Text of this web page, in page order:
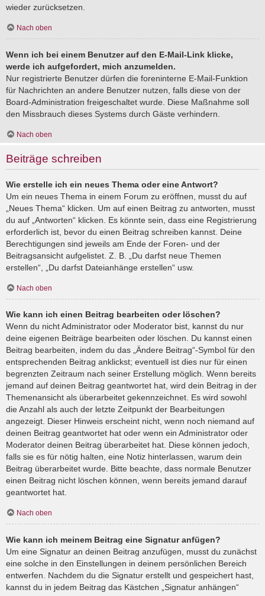
wieder zurücksetzen.
Nach oben
Wenn ich bei einem Benutzer auf den E-Mail-Link klicke,
werde ich aufgefordert, mich anzumelden.
Nur registrierte Benutzer dürfen die foreninterne E-Mail-Funktion
für Nachrichten an andere Benutzer nutzen, falls diese von der
Board-Administration freigeschaltet wurde. Diese Maßnahme soll
den Missbrauch dieses Systems durch Gäste verhindern.
Nach oben
Beiträge schreiben
Wie erstelle ich ein neues Thema oder eine Antwort?
Um ein neues Thema in einem Forum zu eröffnen, musst du auf
„Neues Thema“ klicken. Um auf einen Beitrag zu antworten, musst
du auf „Antworten“ klicken. Es könnte sein, dass eine Registrierung
erforderlich ist, bevor du einen Beitrag schreiben kannst. Deine
Berechtigungen sind jeweils am Ende der Foren- und der
Beitragsansicht aufgelistet. Z. B. „Du darfst neue Themen
erstellen“, „Du darfst Dateianhänge erstellen“ usw.
Nach oben
Wie kann ich einen Beitrag bearbeiten oder löschen?
Wenn du nicht Administrator oder Moderator bist, kannst du nur
deine eigenen Beiträge bearbeiten oder löschen. Du kannst einen
Beitrag bearbeiten, indem du das „Ändere Beitrag“-Symbol für den
entsprechenden Beitrag anklickst; eventuell ist dies nur für einen
begrenzten Zeitraum nach seiner Erstellung möglich. Wenn bereits
jemand auf deinen Beitrag geantwortet hat, wird dein Beitrag in der
Themenansicht als überarbeitet gekennzeichnet. Es wird sowohl
die Anzahl als auch der letzte Zeitpunkt der Bearbeitungen
angezeigt. Dieser Hinweis erscheint nicht, wenn noch niemand auf
deinen Beitrag geantwortet hat oder wenn ein Administrator oder
Moderator deinen Beitrag überarbeitet hat. Diese können jedoch,
falls sie es für nötig halten, eine Notiz hinterlassen, warum dein
Beitrag überarbeitet wurde. Bitte beachte, dass normale Benutzer
einen Beitrag nicht löschen können, wenn bereits jemand darauf
geantwortet hat.
Nach oben
Wie kann ich meinem Beitrag eine Signatur anfügen?
Um eine Signatur an deinen Beitrag anzufügen, musst du zunächst
eine solche in den Einstellungen in deinem persönlichen Bereich
entwerfen. Nachdem du die Signatur erstellt und gespeichert hast,
kannst du in jedem Beitrag das Kästchen „Signatur anhängen“